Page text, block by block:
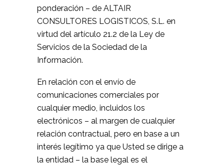
ponderación – de ALTAIR
CONSULTORES LOGISTICOS, S.L. en
virtud del artículo 21.2 de la Ley de
Servicios de la Sociedad de la
Información.
En relación con el envío de
comunicaciones comerciales por
cualquier medio, incluidos los
electrónicos – al margen de cualquier
relación contractual, pero en base a un
interés legítimo ya que Usted se dirige a
la entidad – la base legal es el